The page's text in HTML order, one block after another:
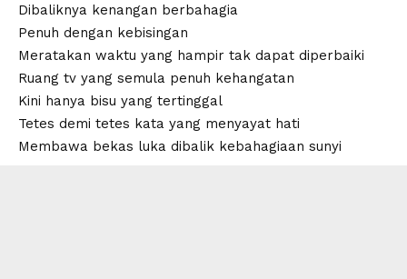
Dibaliknya kenangan berbahagia
Penuh dengan kebisingan
Meratakan waktu yang hampir tak dapat diperbaiki
Ruang tv yang semula penuh kehangatan
Kini hanya bisu yang tertinggal
Tetes demi tetes kata yang menyayat hati
Membawa bekas luka dibalik kebahagiaan sunyi